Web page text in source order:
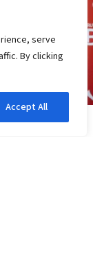
serve
By clicking
Accept All